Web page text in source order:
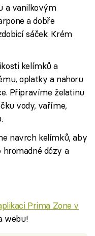
a vanilkovým
a dobře
sáček. Krém
kelímků a
oplatky a nahoru
Připravíme želatinu
vody, vaříme,
navrch kelímků, aby
hromadné dózy a
Prima Zone v
webu!